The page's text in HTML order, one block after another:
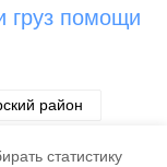
статистику
груз помощи
район